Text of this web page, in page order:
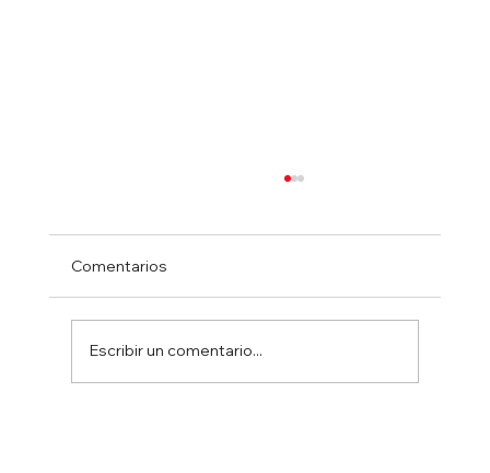
Comentarios
Escribir un comentario...